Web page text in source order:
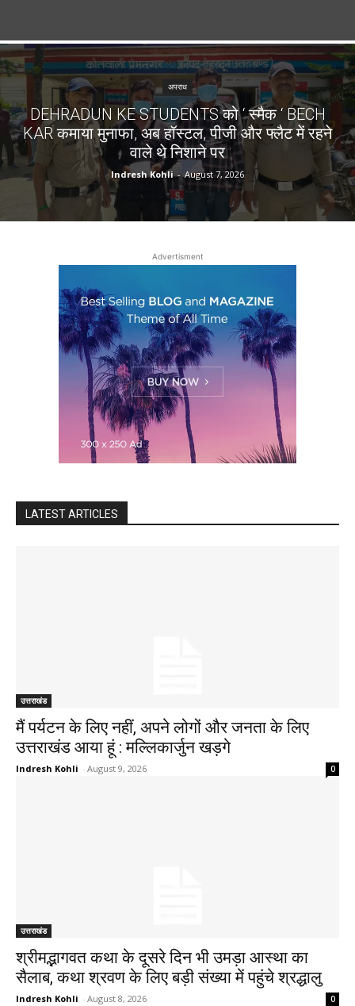
अपराध
DEHRADUN KE STUDENTS को ‘ स्मैक ‘ BECH
KAR कमाया मुनाफा, अब हॉस्टल, पीजी और फ्लैट में रहने
वाले थे निशाने पर
Indresh Kohli - August 7, 2026
Advertisment
LATEST ARTICLES
उत्तराखंड
मैं पर्यटन के लिए नहीं, अपने लोगों और जनता के लिए
उत्तराखंड आया हूं : मल्लिकार्जुन खड़गे
Indresh Kohli - August 9, 2026 0
उत्तराखंड
श्रीमद्भागवत कथा के दूसरे दिन भी उमड़ा आस्था का
सैलाब, कथा श्रवण के लिए बड़ी संख्या में पहुंचे श्रद्धालु
Indresh Kohli - August 8, 2026 0